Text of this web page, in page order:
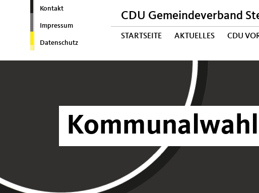
Kontakt
Impressum
Datenschutz
CDU Gemeindeverband
STARTSEITE AKTUELLES CDU